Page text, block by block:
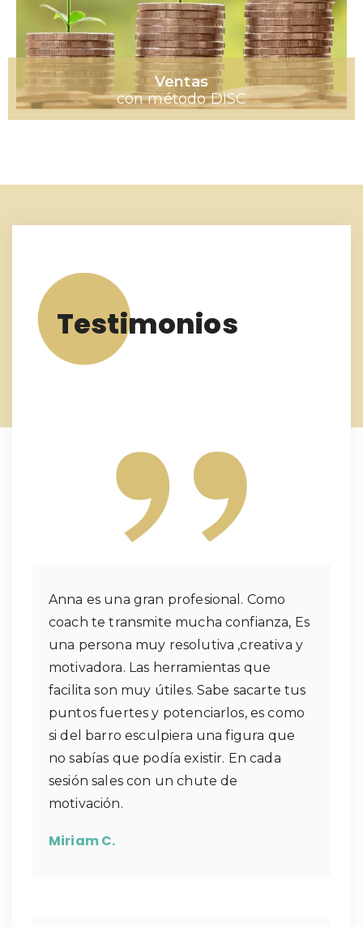
Ventas
con método DISC
Testimonios
Anna es una gran profesional. Como
coach te transmite mucha confianza, Es
una persona muy resolutiva ,creativa y
motivadora. Las herramientas que
facilita son muy útiles. Sabe sacarte tus
puntos fuertes y potenciarlos, es como
si del barro esculpiera una figura que
no sabías que podía existir. En cada
sesión sales con un chute de
motivación.
Miriam C.